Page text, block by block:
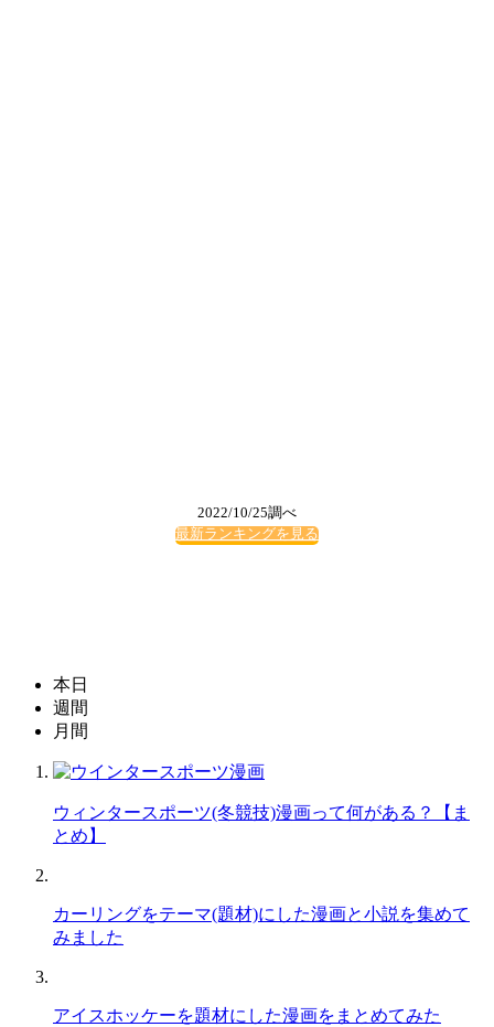
2022/10/25調べ
最新ランキングを見る
本日
週間
月間
ウィンタースポーツ(冬競技)漫画って何がある？【ま
とめ】
カーリングをテーマ(題材)にした漫画と小説を集めて
みました
アイスホッケーを題材にした漫画をまとめてみた